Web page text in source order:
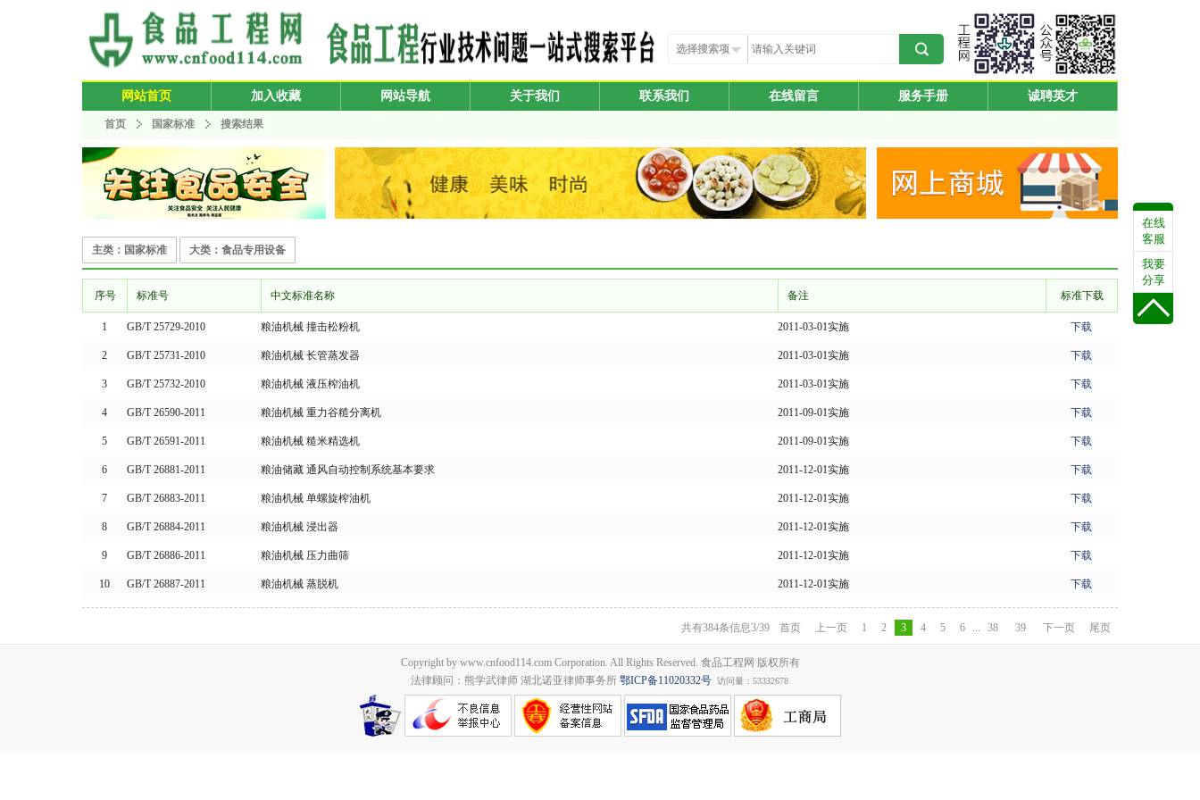
选择搜索项
网站首页 加入收藏 网站导航 关于我们 联系我们 在线留言 服务手册 诚聘英才
首页 国家标准 搜索结果
主类：国家标准 大类：食品专用设备
序号 标准号 中文标准名称 备注 标准下载
1 GB/T 25729-2010 粮油机械 撞击松粉机 2011-03-01实施 下载
2 GB/T 25731-2010 粮油机械 长管蒸发器 2011-03-01实施 下载
3 GB/T 25732-2010 粮油机械 液压榨油机 2011-03-01实施 下载
4 GB/T 26590-2011 粮油机械 重力谷糙分离机 2011-09-01实施 下载
5 GB/T 26591-2011 粮油机械 糙米精选机 2011-09-01实施 下载
6 GB/T 26881-2011 粮油储藏 通风自动控制系统基本要求 2011-12-01实施 下载
7 GB/T 26883-2011 粮油机械 单螺旋榨油机 2011-12-01实施 下载
8 GB/T 26884-2011 粮油机械 浸出器 2011-12-01实施 下载
9 GB/T 26886-2011 粮油机械 压力曲筛 2011-12-01实施 下载
10 GB/T 26887-2011 粮油机械 蒸脱机 2011-12-01实施 下载
共有384条信息3/39 首页 上一页 1 2 3 4 5 6 ... 38 39 下一页 尾页
在线
客服
我要
分享
Copyright by www.cnfood114.com Corporation. All Rights Reserved. 食品工程网 版权所有
法律顾问：熊学武律师 湖北诺亚律师事务所 鄂ICP备11020332号 访问量：53332678